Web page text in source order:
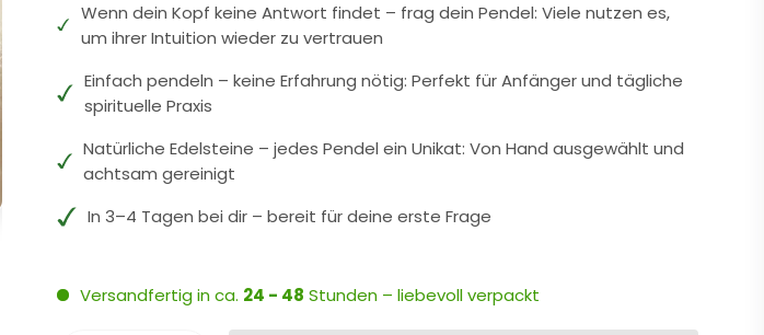
Wenn dein Kopf keine Antwort findet – frag dein Pendel: Viele nutzen es,
um ihrer Intuition wieder zu vertrauen
Einfach pendeln – keine Erfahrung nötig: Perfekt für Anfänger und tägliche
spirituelle Praxis
Natürliche Edelsteine – jedes Pendel ein Unikat: Von Hand ausgewählt und
achtsam gereinigt
In 3–4 Tagen bei dir – bereit für deine erste Frage
Versandfertig in ca. 24 - 48 Stunden – liebevoll verpackt